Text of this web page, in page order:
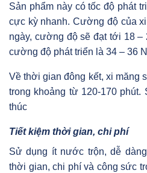
Sản phẩm này có tốc độ phát
cực kỳ nhanh. Cường độ của
ngày, cường độ sẽ đạt tới 18 –
cường độ phát triển là 34 – 36
Về thời gian đông kết, xi măng
trong khoảng từ 120-170 phút.
thúc
Tiết kiệm thời gian, chi phí
Sử dụng ít nước trộn, dễ
thời gian, chi phí và công sức